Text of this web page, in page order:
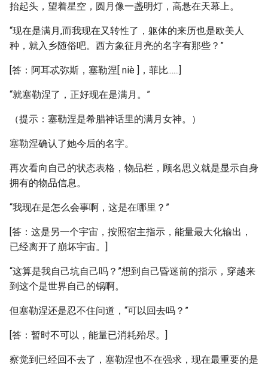
抬起头，望着星空，圆月像一盏明灯，高悬在天幕上。
“现在是满月,而我现在又转性了，躯体的来历也是欧美人
种，就入乡随俗吧。西方象征月亮的名字有那些？”
[答：阿耳忒弥斯，塞勒涅[ niè ]，菲比......]
“就塞勒涅了，正好现在是满月。”
（提示：塞勒涅是希腊神话里的满月女神。）
塞勒涅确认了她今后的名字。
再次看向自己的状态表格，物品栏，顾名思义就是显示自身
拥有的物品信息。
“我现在是怎么会事啊，这是在哪里？”
[答：这是另一个宇宙，按照宿主指示，能量最大化输出，
已经离开了崩坏宇宙。]
“这算是我自己坑自己吗？”想到自己昏迷前的指示，穿越来
到这个是世界自己的锅啊。
但塞勒涅还是忍不住问道，“可以回去吗？”
[答：暂时不可以，能量已消耗殆尽。]
察觉到已经回不去了，塞勒涅也不在强求，现在最重要的是